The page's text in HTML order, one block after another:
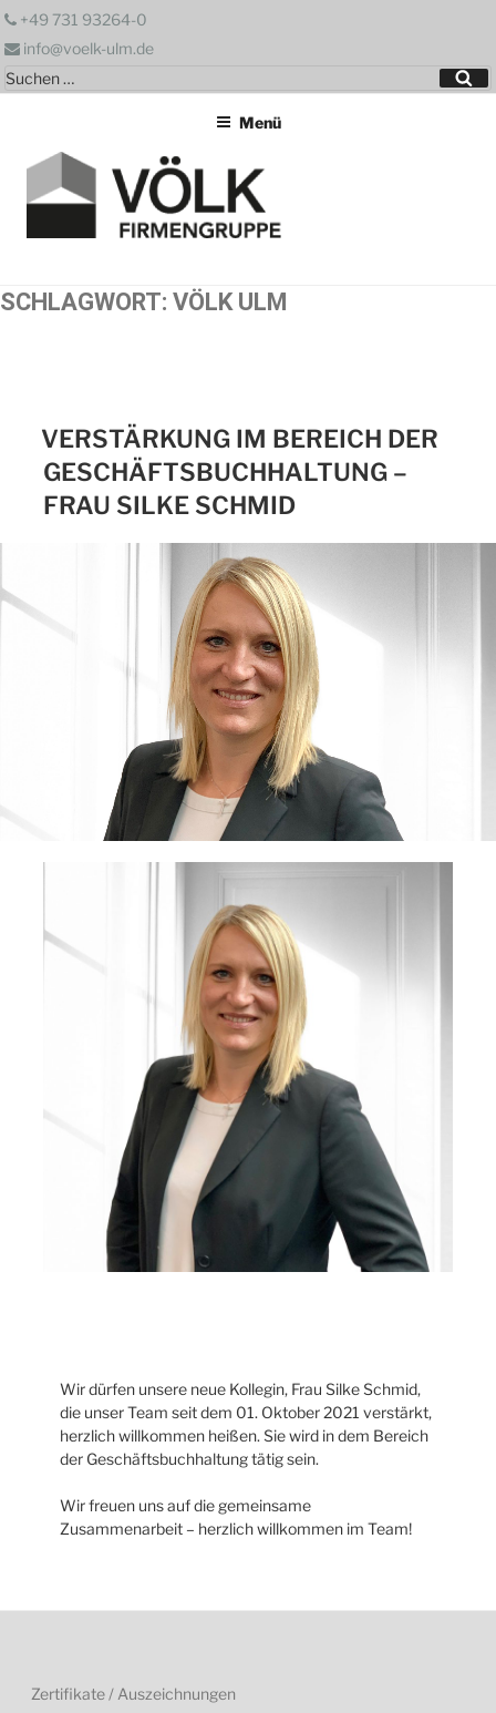
Zum
springen
+49 731 93264-0
info@voelk-ulm.de
Suchen
nach:
Menü
SCHLAGWORT: VÖLK ULM
VERSTÄRKUNG IM BEREICH DER
GESCHÄFTSBUCHHALTUNG –
FRAU SILKE SCHMID
Wir dürfen unsere neue Kollegin, Frau Silke Schmid,
die unser Team seit dem 01. Oktober 2021 verstärkt,
herzlich willkommen heißen. Sie wird in dem Bereich
der Geschäftsbuchhaltung tätig sein.
Wir freuen uns auf die gemeinsame
Zusammenarbeit – herzlich willkommen im Team!
Zertifikate / Auszeichnungen